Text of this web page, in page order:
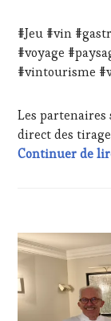
SALONS
INTERNATIONAUX,
WINE
WINE
TOURISM
FAME,
WINE
#Jeu #vin
#voyage
#vintourisme
Les partenaires
direct des
Continuer de
CHALLENGE
HORS
ZONE
DE
CONFORT